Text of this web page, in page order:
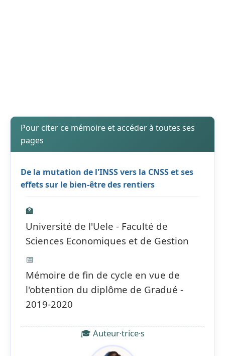
Pour citer ce mémoire et accéder à toutes ses
pages
De la mutation de l'INSS vers la CNSS et ses
effets sur le bien-être des rentiers
🏫
Université de l'Uele - Faculté de
Sciences Economiques et de Gestion
📅
Mémoire de fin de cycle en vue de
l'obtention du diplôme de Gradué -
2019-2020
🎓 Auteur·trice·s